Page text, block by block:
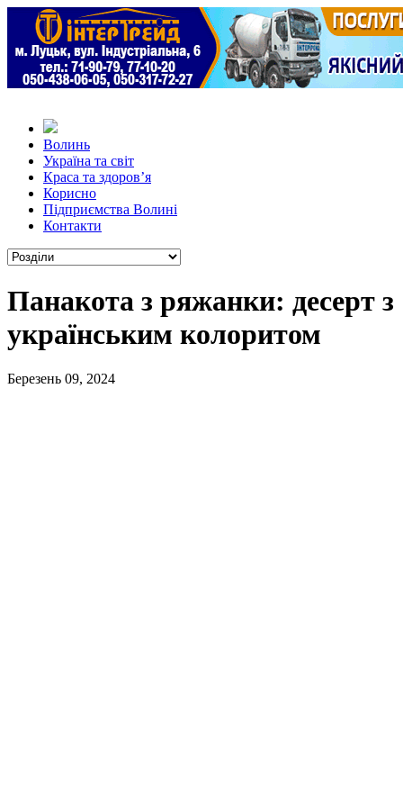
Волинь
Україна та світ
Краса та здоров’я
Корисно
Підприємства Волині
Контакти
Панакота з ряжанки: десерт з
українським колоритом
Березень 09, 2024